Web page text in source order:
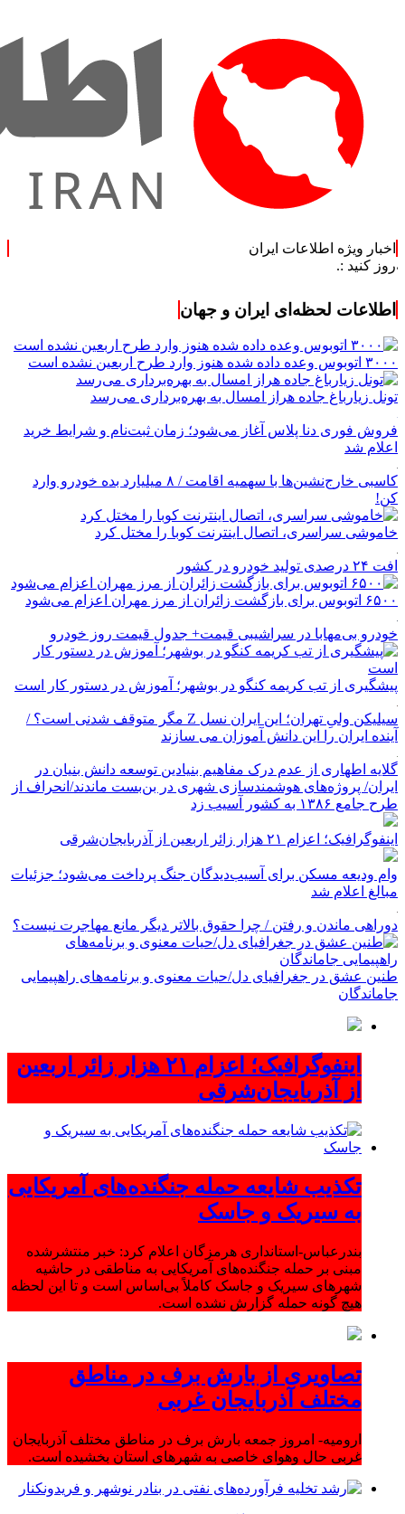
اخبار ویژه اطلاعات ایران
اطلاعات لحظه‌ای ایران و جهان
۳۰۰۰ اتوبوس وعده داده شده هنوز وارد طرح اربعین نشده است
تونل زیارباغ جاده هراز امسال به بهره‌برداری می‌رسد
فروش فوری دنا پلاس آغاز می‌شود؛ زمان ثبت‌نام و شرایط خرید
اعلام شد
کاسبی خارج‌نشین‌ها با سهمیه اقامت / ۸ میلیارد بده خودرو وارد
کن!
خاموشی سراسری، اتصال اینترنت کوبا را مختل کرد
افت ۲۴ درصدی تولید خودرو در کشور
۶۵۰۰ اتوبوس برای بازگشت زائران از مرز مهران اعزام می‌شود
خودرو بی‌مهابا در سراشیبی قیمت+ جدول قیمت روز خودرو
پیشگیری از تب کریمه کنگو در بوشهر؛ آموزش در دستور کار است
سیلیکن ولیِ تهران؛ این ایران نسل Z مگر متوقف شدنی است؟ /
آینده ایران را این دانش آموزان می سازند
گلایه اطهاری از عدم درک مفاهیم بنیادین توسعه دانش بنیان در
ایران/ پروژه‌های هوشمندسازی شهری در بن‌بست ماندند/انحراف از
طرح جامع ۱۳۸۶ به کشور آسیب زد
اینفوگرافیک؛ اعزام ۲۱ هزار زائر اربعین از آذربایجان‌شرقی
وام ودیعه مسکن برای آسیب‌دیدگان جنگ پرداخت می‌شود؛ جزئیات
مبالغ اعلام شد
دوراهی ماندن و رفتن / چرا حقوق بالاتر دیگر مانع مهاجرت نیست؟
طنین عشق در جغرافیای دل/حیات معنوی و برنامه‌های راهپیمایی
جاماندگان
اینفوگرافیک؛ اعزام ۲۱ هزار زائر اربعین
از آذربایجان‌شرقی
تکذیب شایعه حمله جنگنده‌های آمریکایی
به سیریک و جاسک
بندرعباس-استانداری هرمزگان اعلام کرد: خبر منتشرشده
مبنی بر حمله جنگنده‌های آمریکایی به مناطقی در حاشیه
شهرهای سیریک و جاسک کاملاً بی‌اساس است و تا این لحظه
هیچ گونه حمله گزارش نشده است.
تصاویری از بارش برف در مناطق
مختلف آذربایجان غربی
ارومیه- امروز جمعه بارش برف در مناطق مختلف آذربایجان
غربی حال وهوای خاصی به شهرهای استان بخشیده است.